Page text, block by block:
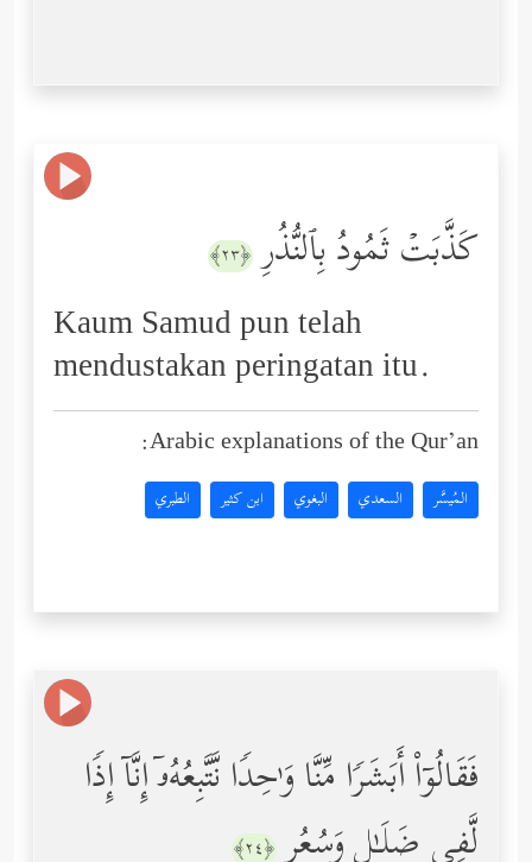
كَذَّبَتۡ ثَمُودُ بِٱلنُّذُرِ ﴿٢٣﴾
Kaum Samud pun telah
mendustakan peringatan itu.
Arabic explanations of the Qur’an:
المُيسَّر السعدي البغوي ابن كثير الطبري
فَقَالُوۤاْ أَبَشَرࣰا مِّنَّا وَ ٰ⁠حِدࣰا نَّتَّبِعُهُۥۤ إِنَّاۤ إِذࣰا
لَّفِی ضَلَـٰلࣲ وَسُعُرٍ ﴿٢٤﴾